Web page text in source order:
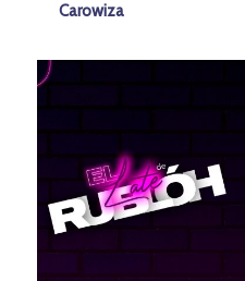
Carowiza